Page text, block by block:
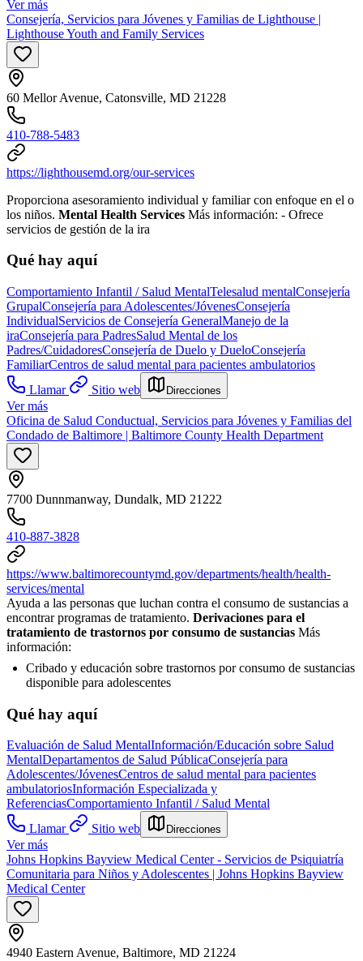
Ver más
Consejería, Servicios para Jóvenes y Familias de Lighthouse |
Lighthouse Youth and Family Services
60 Mellor Avenue, Catonsville, MD 21228
410-788-5483
https://lighthousemd.org/our-services
Proporciona asesoramiento individual y familiar con enfoque en el o
los niños. Mental Health Services Más información: - Ofrece
servicios de gestión de la ira
Qué hay aquí
Comportamiento Infantil / Salud MentalTelesalud mentalConsejería
GrupalConsejería para Adolescentes/JóvenesConsejería
IndividualServicios de Consejería GeneralManejo de la
iraConsejería para PadresSalud Mental de los
Padres/CuidadoresConsejería de Duelo y DueloConsejería
FamiliarCentros de salud mental para pacientes ambulatorios
Llamar
Sitio web Direcciones
Ver más
Oficina de Salud Conductual, Servicios para Jóvenes y Familias del
Condado de Baltimore | Baltimore County Health Department
7700 Dunnmanway, Dundalk, MD 21222
410-887-3828
https://www.baltimorecountymd.gov/departments/health/health-
services/mental
Ayuda a las personas que luchan contra el consumo de sustancias a
encontrar programas de tratamiento. Derivaciones para el
tratamiento de trastornos por consumo de sustancias Más
información:
Cribado y educación sobre trastornos por consumo de sustancias
disponible para adolescentes
Qué hay aquí
Evaluación de Salud MentalInformación/Educación sobre Salud
MentalDepartamentos de Salud PúblicaConsejería para
Adolescentes/JóvenesCentros de salud mental para pacientes
ambulatoriosInformación Especializada y
ReferenciasComportamiento Infantil / Salud Mental
Llamar
Sitio web Direcciones
Ver más
Johns Hopkins Bayview Medical Center - Servicios de Psiquiatría
Comunitaria para Niños y Adolescentes | Johns Hopkins Bayview
Medical Center
4940 Eastern Avenue, Baltimore, MD 21224